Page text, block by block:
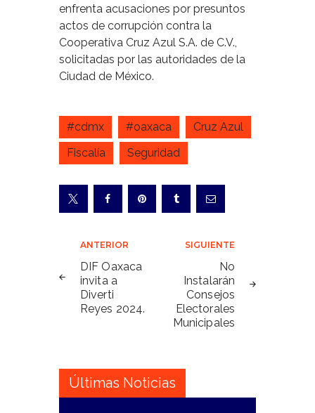
enfrenta acusaciones por presuntos
actos de corrupción contra la
Cooperativa Cruz Azul S.A. de C.V.,
solicitadas por las autoridades de la
Ciudad de México.
#cdmx #oaxaca
Cruz Azul
Fiscalía
Seguridad
Navegación
de
entradas
ANTERIOR
DIF Oaxaca
invita a
Diverti
Reyes 2024.
SIGUIENTE
No
Instalarán
Consejos
Electorales
Municipales
Últimas Noticias